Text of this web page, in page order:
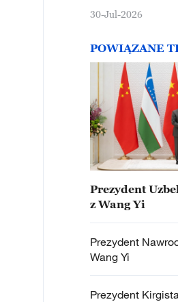
gospodarki
30-Jul-2026
POWIĄZANE
Prezydent
z Wang Yi
Prezydent
Wang Yi
Prezydent